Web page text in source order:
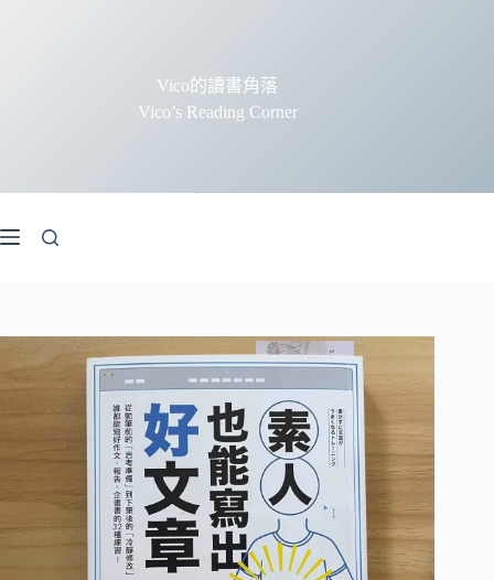
Vico的讀書角落
Vico’s Reading Corner